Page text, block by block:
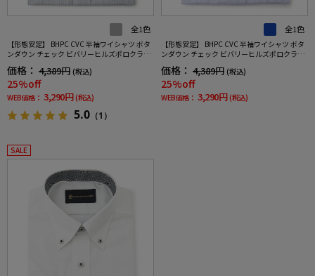
全1色
【形態安定】 BHPC CVC 半袖ワイシャツ ボタ
ンダウン チェック ビバリーヒルズポロクラブ
価格： 4,389円 (税込)
25%off
WEB価格： 3,290円 (税込)
5.0 （1）
全1色
【形態安定】 BHPC CVC 半袖ワイシャツ ボタ
ンダウン チェック ビバリーヒルズポロクラブ
価格： 4,389円 (税込)
25%off
WEB価格： 3,290円 (税込)
SALE